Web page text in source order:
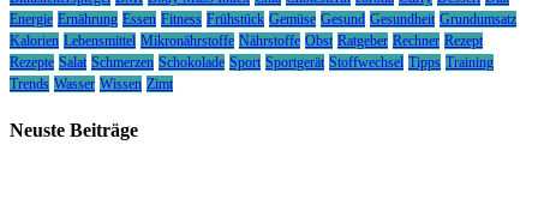
Energie Ernährung Essen Fitness Frühstück Gemüse Gesund Gesundheit Grundumsatz
Kalorien Lebensmittel Mikronährstoffe Nährstoffe Obst Ratgeber Rechner Rezept
Rezepte Salat Schmerzen Schokolade Sport Sportgerät Stoffwechsel Tipps Training
Trends Wasser Wissen Zimt
Neuste Beiträge